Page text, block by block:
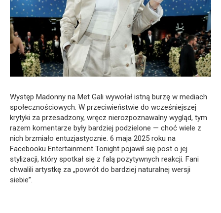
Występ Madonny na Met Gali wywołał istną burzę w mediach
społecznościowych. W przeciwieństwie do wcześniejszej
krytyki za przesadzony, wręcz nierozpoznawalny wygląd, tym
razem komentarze były bardziej podzielone — choć wiele z
nich brzmiało entuzjastycznie. 6 maja 2025 roku na
Facebooku Entertainment Tonight pojawił się post o jej
stylizacji, który spotkał się z falą pozytywnych reakcji. Fani
chwalili artystkę za „powrót do bardziej naturalnej wersji
siebie”.